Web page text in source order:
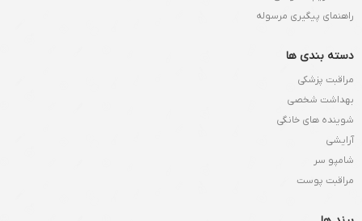
راهنمای پیگیری مرسوله
دسته بندی ها
مراقبت پزشکی
بهداشت شخصی
شوینده های خانگی
آرایشی
شامپو سر
مراقبت پوست